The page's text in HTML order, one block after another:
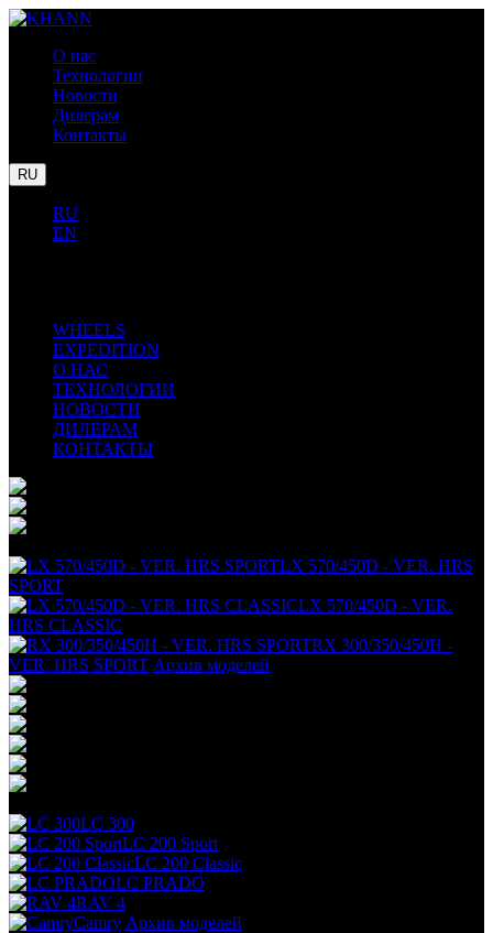
О нас
Технологии
Новости
Дилерам
Контакты
RU
RU
EN
WHEELS
EXPEDITION
О НАС
ТЕХНОЛОГИИ
НОВОСТИ
ДИЛЕРАМ
КОНТАКТЫ
LX 570/450D - VER. HRS
SPORT
LX 570/450D - VER.
HRS CLASSIC
RX 300/350/450H -
VER. HRS SPORT Архив моделей
LC 300
LC 200 Sport
LC 200 Classic
LC PRADO
RAV 4
Camry Архив моделей